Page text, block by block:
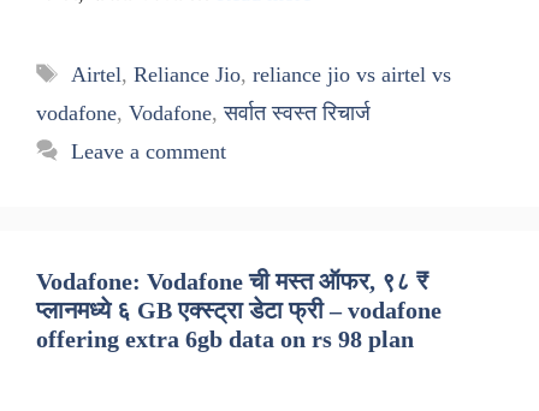
Tags
Airtel, Reliance Jio, reliance jio vs airtel vs
vodafone, Vodafone,सर्वात स्वस्त रिचार्ज
Leave a comment
Vodafone: Vodafone ची मस्त ऑफर, ९८ ₹
प्लानमध्ये ६ GB एक्स्ट्रा डेटा फ्री – vodafone
offering extra 6gb data on rs 98 plan